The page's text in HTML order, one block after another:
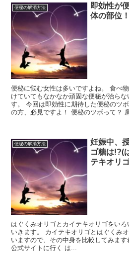
便秘の解消方法
即効性が
体の部位
便秘に悩む女性は多いですよね。 食べ
けていてもなかなか頑固な便秘が治ら
す。 今回は即効性に期待した便秘のツ
の方、必見ですよ！ 便秘のツボって？
便秘の解消方法
妊娠中、
ゴ糖は!?(
テキオリ
はぐくみオリゴとカイテキオリゴをい
いきます。 カイテキオリゴとはぐくみ
いますので、その中身を比較してみま
公式サイトに行く は...